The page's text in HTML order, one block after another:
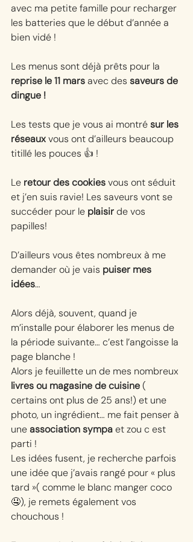
avec ma petite famille pour recharger
les batteries que le début d’année a
bien vidé !
Les menus sont déjà prêts pour la
reprise le 11 mars avec des saveurs de
dingue !
Les tests que je vous ai montré sur les
réseaux vous ont d’ailleurs beaucoup
titillé les pouces 👍 !
Le retour des cookies vous ont séduit
et j’en suis ravie! Les saveurs vont se
succéder pour le plaisir de vos
papilles!
D’ailleurs vous êtes nombreux à me
demander où je vais puiser mes
idées…
Alors déjà, souvent, quand je
m’installe pour élaborer les menus de
la période suivante… c’est l’angoisse la
page blanche !
Alors je feuillette un de mes nombreux
livres ou magasine de cuisine (
certains ont plus de 25 ans!) et une
photo, un ingrédient… me fait penser à
une association sympa et zou c est
parti !
Les idées fusent, je recherche parfois
une idée que j’avais rangé pour « plus
tard »( comme le blanc manger coco
🤤), je remets également vos
chouchous !